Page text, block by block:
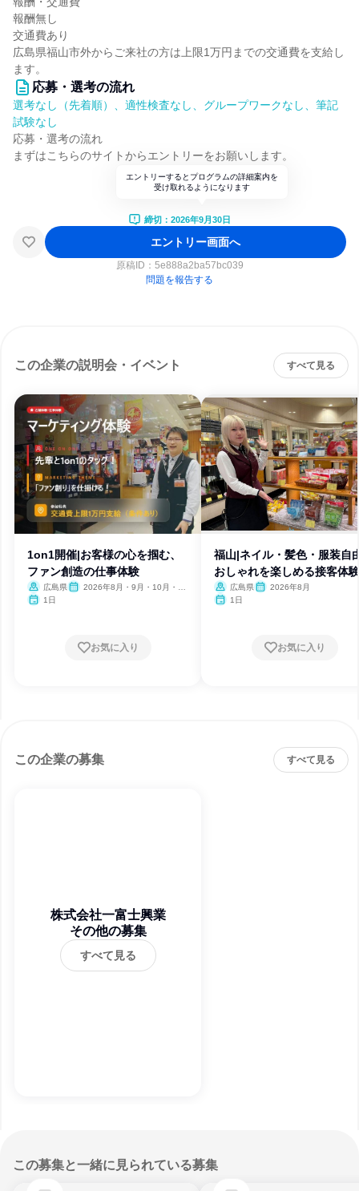
報酬無し
交通費あり
広島県福山市外からご来社の方は上限1万円までの交通費を支給し
ます。
応募・選考の流れ
選考なし（先着順）、適性検査なし、グループワークなし、筆記
試験なし
応募・選考の流れ
まずはこちらのサイトからエントリーをお願いします。
エントリーするとプログラムの詳細案内を
受け取れるようになります
締切：2026年9月30日
エントリー画面へ
原稿ID： 5e888a2ba57bc039
問題を報告する
この企業の説明会・イベント すべて見る
1on1開催|お客様の心を掴む、
ファン創造の仕事体験
広島県
2026年8月・9月・10月・11
1日
お気に入り
福山|ネイル・髪色・服装自
おしゃれを楽しめる接客体験
広島県
2026年8月
1日
お気に入り
この企業の募集 すべて見る
株式会社一富士興業
その他の募集
すべて見る
この募集と一緒に見られている募集